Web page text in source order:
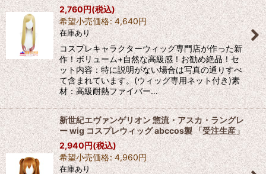
2,760円(税込)
希望小売価格: 4,640円
在庫あり
コスプレキャラクターウィッグ専門店が作った新
作！ボリューム+自然な高級感！お勧め絶品！セ
ット内容：特に説明がない場合は写真の通りすべ
て含まれています。(ウィッグ専用ネット付き)素
材：高級耐熱ファイバー…
新世紀エヴァンゲリオン 惣流・アスカ・ラングレ
ー wig コスプレウィッグ abccos製 「受注生産」
2,940円(税込)
希望小売価格: 4,960円
在庫あり